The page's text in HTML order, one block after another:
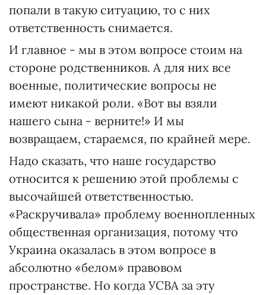
попали в такую ситуацию, то с них
ответственность снимается.
И главное - мы в этом вопросе стоим на
стороне родственников. А для них все
военные, политические вопросы не
имеют никакой роли. «Вот вы взяли
нашего сына - верните!» И мы
возвращаем, стараемся, по крайней мере.
Надо сказать, что наше государство
относится к решению этой проблемы с
высочайшей ответственностью.
«Раскручивала» проблему военнопленных
общественная организация, потому что
Украина оказалась в этом вопросе в
абсолютно «белом» правовом
пространстве. Но когда УСВА за эту